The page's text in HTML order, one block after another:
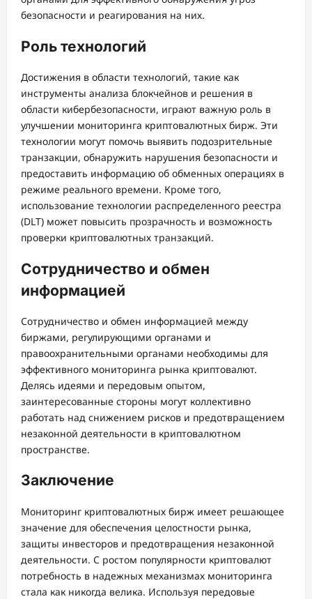
безопасности и реагирования на них.
Роль технологий
Достижения в области технологий, такие как
инструменты анализа блокчейнов и решения в
области кибербезопасности, играют важную роль в
улучшении мониторинга криптовалютных бирж. Эти
технологии могут помочь выявить подозрительные
транзакции, обнаружить нарушения безопасности и
предоставить информацию об обменных операциях в
режиме реального времени. Кроме того,
использование технологии распределенного реестра
(DLT) может повысить прозрачность и возможность
проверки криптовалютных транзакций.
Сотрудничество и обмен
информацией
Сотрудничество и обмен информацией между
биржами, регулирующими органами и
правоохранительными органами необходимы для
эффективного мониторинга рынка криптовалют.
Делясь идеями и передовым опытом,
заинтересованные стороны могут коллективно
работать над снижением рисков и предотвращением
незаконной деятельности в криптовалютном
пространстве.
Заключение
Мониторинг криптовалютных бирж имеет решающее
значение для обеспечения целостности рынка,
защиты инвесторов и предотвращения незаконной
деятельности. С ростом популярности криптовалют
потребность в надежных механизмах мониторинга
стала как никогда велика. Используя передовые